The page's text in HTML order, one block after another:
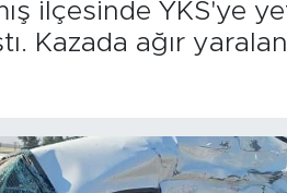
ilçesinde YKS'ye
Kazada ağır